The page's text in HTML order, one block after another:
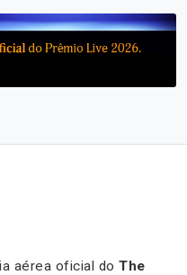
aérea oficial do The